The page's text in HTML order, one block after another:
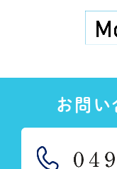
お問い